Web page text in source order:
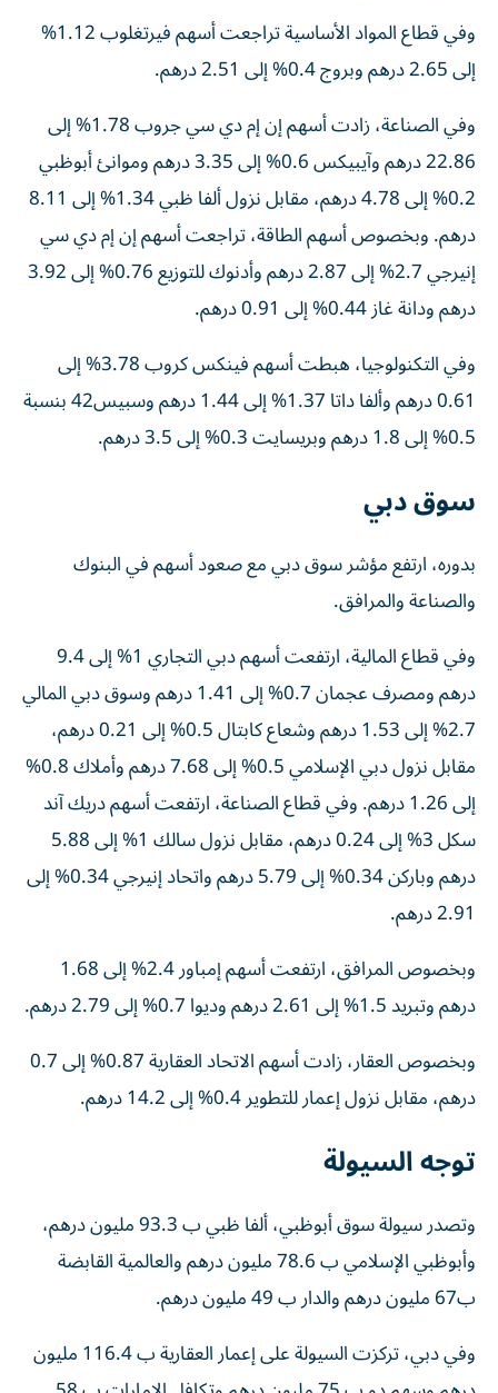
وفي قطاع المواد الأساسية تراجعت أسهم فيرتغلوب 1.12%
إلى 2.65 درهم وبروج 0.4% إلى 2.51 درهم.
وفي الصناعة، زادت أسهم إن إم دي سي جروب 1.78% إلى
22.86 درهم وآيبيكس 0.6% إلى 3.35 درهم وموانئ أبوظبي
0.2% إلى 4.78 درهم، مقابل نزول ألفا ظبي 1.34% إلى 8.11
درهم. وبخصوص أسهم الطاقة، تراجعت أسهم إن إم دي سي
إنيرجي 2.7% إلى 2.87 درهم وأدنوك للتوزيع 0.76% إلى 3.92
درهم ودانة غاز 0.44% إلى 0.91 درهم.
وفي التكنولوجيا، هبطت أسهم فينكس كروب 3.78% إلى
0.61 درهم وألفا داتا 1.37% إلى 1.44 درهم وسبيس42 بنسبة
0.5% إلى 1.8 درهم وبريسايت 0.3% إلى 3.5 درهم.
سوق دبي
بدوره، ارتفع مؤشر سوق دبي مع صعود أسهم في البنوك
والصناعة والمرافق.
وفي قطاع المالية، ارتفعت أسهم دبي التجاري 1% إلى 9.4
درهم ومصرف عجمان 0.7% إلى 1.41 درهم وسوق دبي المالي
2.7% إلى 1.53 درهم وشعاع كابتال 0.5% إلى 0.21 درهم،
مقابل نزول دبي الإسلامي 0.5% إلى 7.68 درهم وأملاك 0.8%
إلى 1.26 درهم. وفي قطاع الصناعة، ارتفعت أسهم دريك آند
سكل 3% إلى 0.24 درهم، مقابل نزول سالك 1% إلى 5.88
درهم وباركن 0.34% إلى 5.79 درهم واتحاد إنيرجي 0.34% إلى
2.91 درهم.
وبخصوص المرافق، ارتفعت أسهم إمباور 2.4% إلى 1.68
درهم وتبريد 1.5% إلى 2.61 درهم وديوا 0.7% إلى 2.79 درهم.
وبخصوص العقار، زادت أسهم الاتحاد العقارية 0.87% إلى 0.7
درهم، مقابل نزول إعمار للتطوير 0.4% إلى 14.2 درهم.
توجه السيولة
وتصدر سيولة سوق أبوظبي، ألفا ظبي ب 93.3 مليون درهم،
وأبوظبي الإسلامي ب 78.6 مليون درهم والعالمية القابضة
ب67 مليون درهم والدار ب 49 مليون درهم.
وفي دبي، تركزت السيولة على إعمار العقارية ب 116.4 مليون